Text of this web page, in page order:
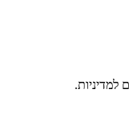
למדיניות.